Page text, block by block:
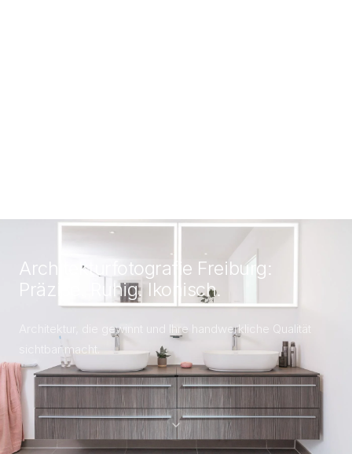
Architekturfotografie Freiburg:
Präzise. Ruhig. Ikonisch.
Architektur, die gewinnt und Ihre handwerkliche Qualität
sichtbar macht.